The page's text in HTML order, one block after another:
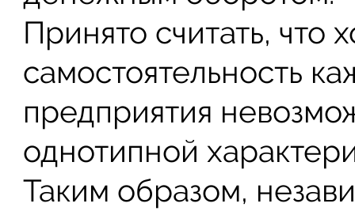
Принято считать, что
самостоятельность
предприятия
однотипной
Таким образом,